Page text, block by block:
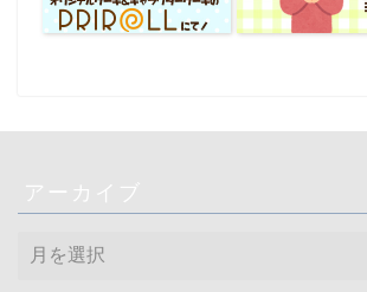
アーカイブ
ー